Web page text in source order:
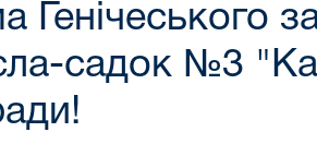
Генічеського
садок №3